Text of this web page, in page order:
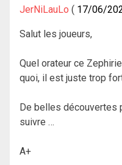
JerNiLauLo 17/06/
Salut les joueurs,
Quel orateur ce
quoi, il est juste trop
De belles découvertes
suivre …
A+